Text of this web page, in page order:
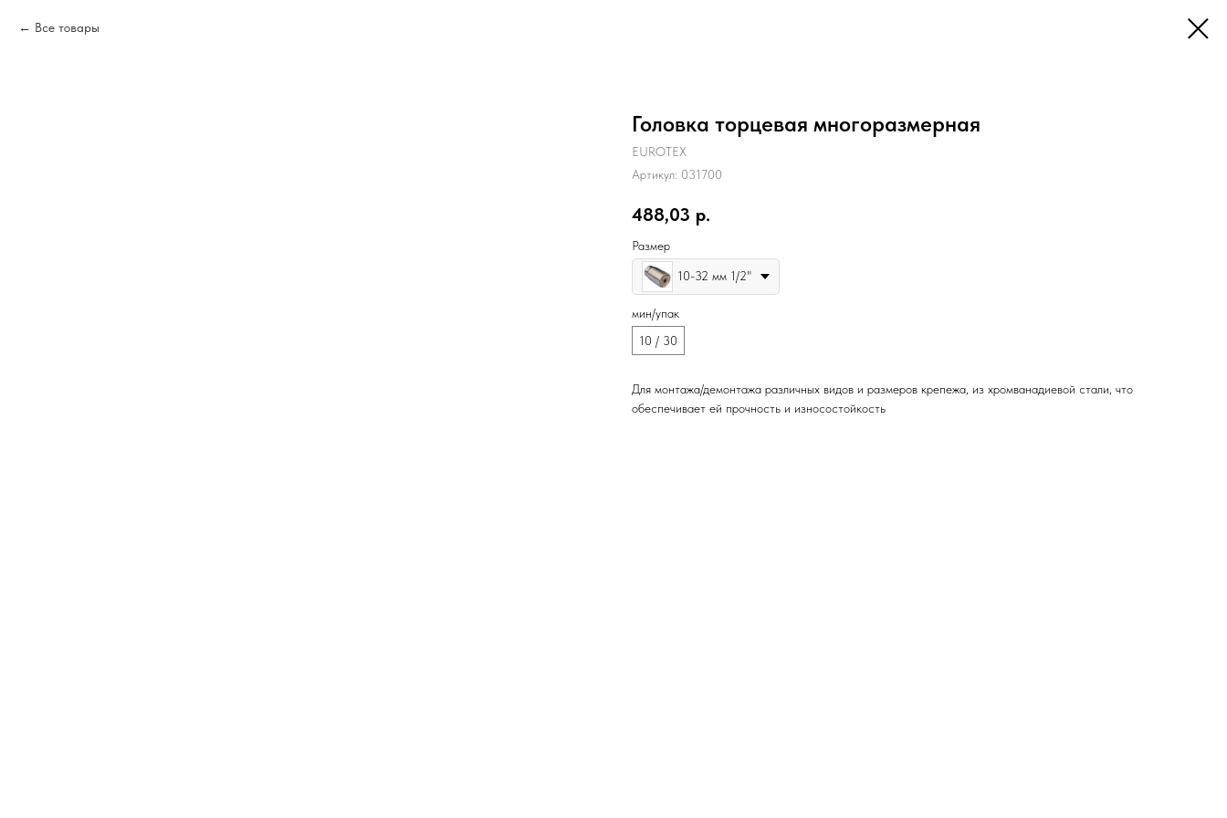
Все товары
Головка торцевая многоразмерная
EUROTEX
Артикул: 031700
488,03 р.
Размер
10-32 мм 1/2"
мин/упак
10 / 30
Для монтажа/демонтажа различных видов и размеров крепежа, из хромванадиевой стали, что
обеспечивает ей прочность и износостойкость